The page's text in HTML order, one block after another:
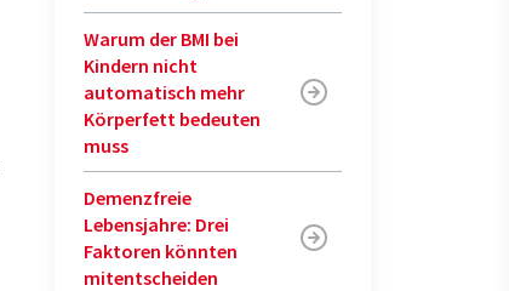
Warum der BMI bei
Kindern nicht
automatisch mehr
Körperfett bedeuten
muss
Demenzfreie
Lebensjahre: Drei
Faktoren könnten
mitentscheiden